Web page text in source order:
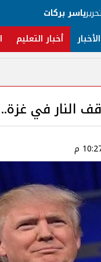
ياسر بركات
الأخبار أخبار التعليم
النار في